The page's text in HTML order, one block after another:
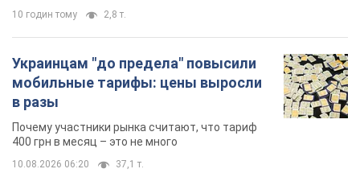
10 годин тому 2,8 т.
Украинцам "до предела" повысили
мобильные тарифы: цены выросли
в разы
Почему участники рынка считают, что тариф
400 грн в месяц – это не много
10.08.2026 06:20 37,1 т.